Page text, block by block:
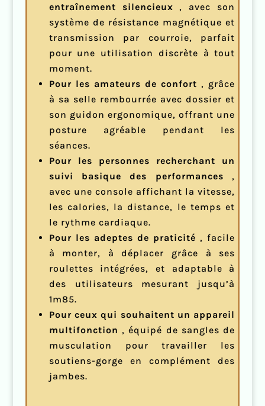
entraînement silencieux , avec son
système de résistance magnétique et
transmission par courroie, parfait
pour une utilisation discrète à tout
moment.
Pour les amateurs de confort , grâce
à sa selle rembourrée avec dossier et
son guidon ergonomique, offrant une
posture agréable pendant les
séances.
Pour les personnes recherchant un
suivi basique des performances ,
avec une console affichant la vitesse,
les calories, la distance, le temps et
le rythme cardiaque.
Pour les adeptes de praticité , facile
à monter, à déplacer grâce à ses
roulettes intégrées, et adaptable à
des utilisateurs mesurant jusqu’à
1m85.
Pour ceux qui souhaitent un appareil
multifonction , équipé de sangles de
musculation pour travailler les
soutiens-gorge en complément des
jambes.